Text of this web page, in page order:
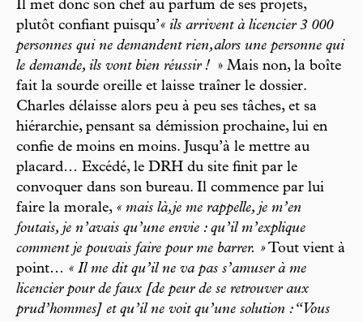
Il met donc son chef au parfum de ses projets,
plutôt confiant puisqu’« ils arrivent à licencier 3 000
personnes qui ne demandent rien,alors une personne qui
le demande, ils vont bien réussir ! » Mais non, la boîte
fait la sourde oreille et laisse traîner le dossier.
Charles délaisse alors peu à peu ses tâches, et sa
hiérarchie, pensant sa démission prochaine, lui en
confie de moins en moins. Jusqu’à le mettre au
placard… Excédé, le DRH du site finit par le
convoquer dans son bureau. Il commence par lui
faire la morale, « mais là,je me rappelle, je m’en
foutais, je n’avais qu’une envie : qu’il m’explique
comment je pouvais faire pour me barrer. » Tout vient à
point… « Il me dit qu’il ne va pas s’amuser à me
licencier pour de faux [de peur de se retrouver aux
prud’hommes] et qu’il ne voit qu’une solution :“Vous